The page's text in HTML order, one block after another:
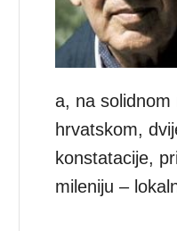
a, na solidnom
hrvatskom,
konstatacije,
mileniju –